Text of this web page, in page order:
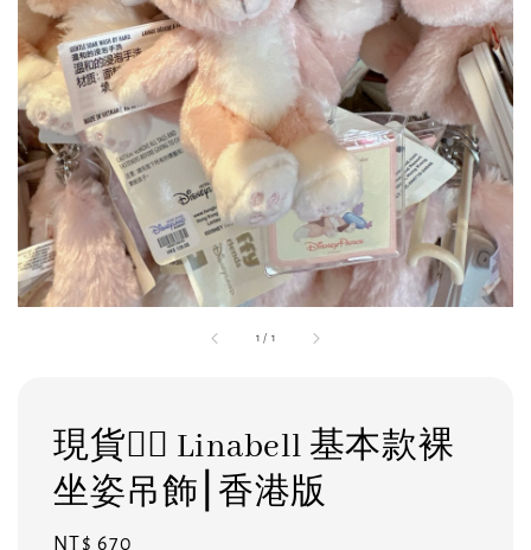
1 / 1
現貨❤️‍🔥 Linabell 基本款裸
坐姿吊飾⎮香港版
Regular
NT$ 670